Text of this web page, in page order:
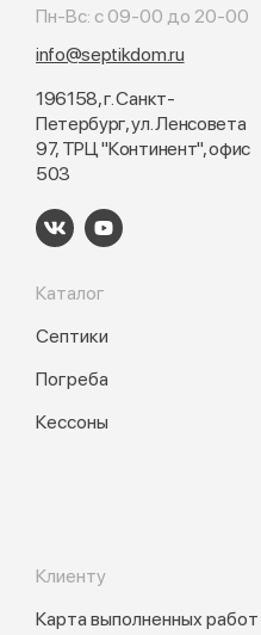
Пн-Вс: с 09-00 до 20-00
info@septikdom.ru
196158, г. Санкт-
Петербург, ул. Ленсовета
97, ТРЦ "Континент", офис
503
Каталог
Септики
Погреба
Кессоны
Клиенту
Карта выполненных работ